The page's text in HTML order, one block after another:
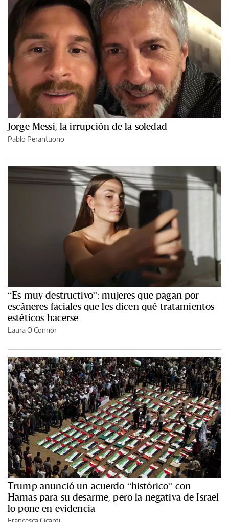
Jorge Messi, la irrupción de la soledad
Pablo Perantuono
“Es muy destructivo”: mujeres que pagan por
escáneres faciales que les dicen qué tratamientos
estéticos hacerse
Laura O'Connor
Trump anunció un acuerdo “histórico” con
Hamas para su desarme, pero la negativa de Israel
lo pone en evidencia